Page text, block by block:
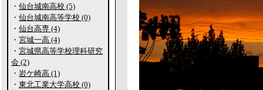
・ 仙台城南高校 (5)
・ 仙台城南高等学校 (0)
・ 仙台高専 (4)
・ 宮城一高 (4)
・ 宮城県高等学校理科研究
会 (2)
・ 岩ケ崎高 (1)
・ 東北工業大学高校 (0)